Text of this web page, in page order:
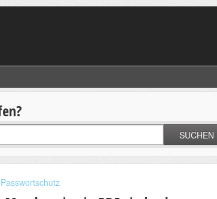
SUCHEN
Passwortschutz